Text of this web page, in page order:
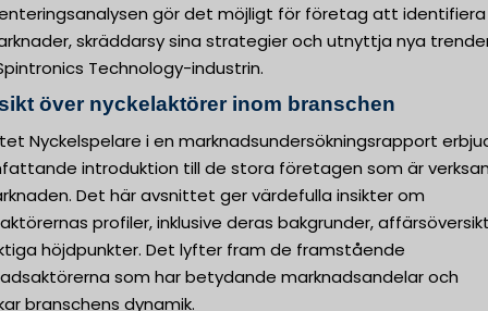
gör det möjligt för företag att identifiera
skräddarsy sina strategier och utnyttja nya
Technology-industrin.
över nyckelaktörer inom branschen
Nyckelspelare i en marknadsundersökningsrapport
introduktion till de stora företagen som är
Det här avsnittet ger värdefulla insikter om
profiler, inklusive deras bakgrunder,
höjdpunkter. Det lyfter fram de framstående
som har betydande marknadsandelar och
branschens dynamik.